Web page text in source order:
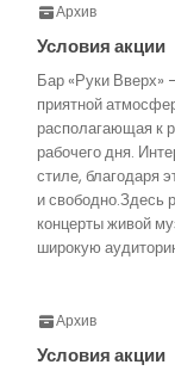
Архив
Условия акции
Бар «Руки Вверх»
приятной
располагающая к
рабочего дня.
стиле, благодаря
и свободно.Здесь
концерты живой
широкую
Архив
Условия акции